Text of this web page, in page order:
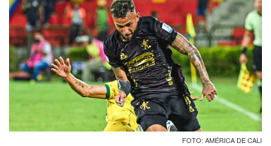
FOTO: AMÉRICA DE CALI